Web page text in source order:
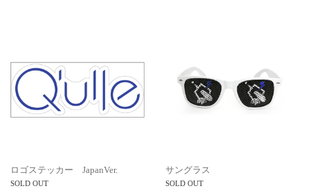
ロゴステッカー JapanVer.
SOLD OUT
サングラス
SOLD OUT